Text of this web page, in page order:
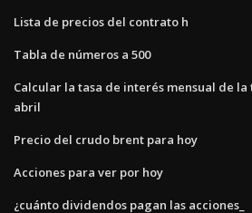
Lista de precios del contrato h
Tabla de números a 500
Calcular la tasa de interés mensual de
abril
Precio del crudo brent para hoy
Acciones para ver por hoy
¿cuánto dividendos pagan las acciones_